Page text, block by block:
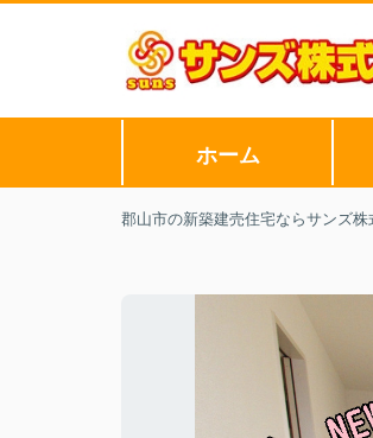
ホーム
郡山市の新築建売住宅ならサンズ株